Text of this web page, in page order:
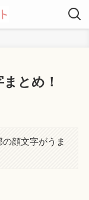
とめ！
顔文字がうま